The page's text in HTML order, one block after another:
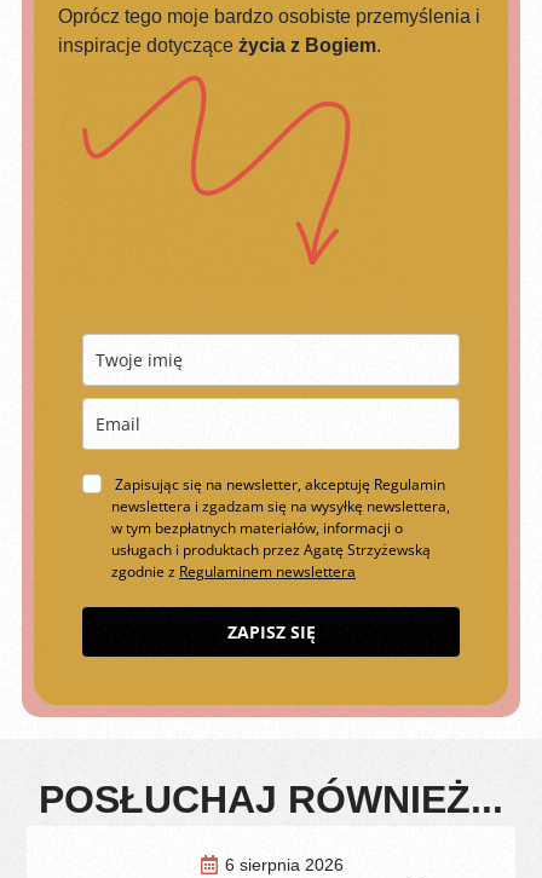
Oprócz tego moje bardzo osobiste przemyślenia i
inspiracje dotyczące życia z Bogiem.
Zapisując się na newsletter, akceptuję Regulamin
newslettera i zgadzam się na wysyłkę newslettera,
w tym bezpłatnych materiałów, informacji o
usługach i produktach przez Agatę Strzyżewską
zgodnie z Regulaminem newslettera
ZAPISZ SIĘ
POSŁUCHAJ RÓWNIEŻ...
6 sierpnia 2026